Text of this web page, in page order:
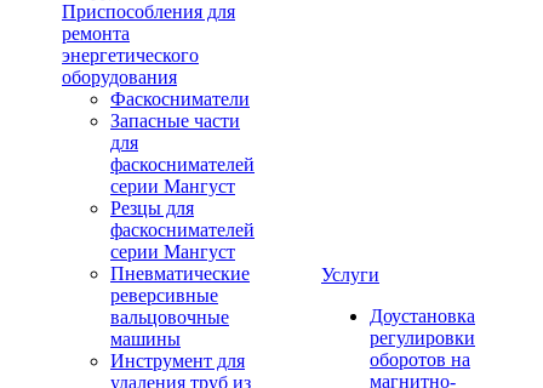
Приспособления для
ремонта
энергетического
оборудования
Фаскосниматели
Запасные части
для
фаскоснимателей
серии Мангуст
Резцы для
фаскоснимателей
серии Мангуст
Пневматические
реверсивные
вальцовочные
машины
Инструмент для
удаления труб из
Услуги
Доустановка
регулировки
оборотов на
магнитно-